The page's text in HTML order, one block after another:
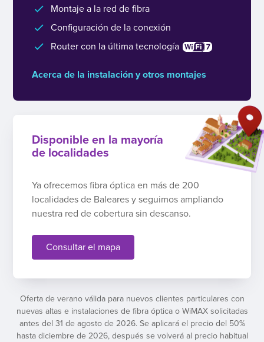
Montaje a la red de fibra
Configuración de la conexión
Router con la última tecnología
Acerca de la instalación y otros montajes
Disponible en la mayoría
de localidades
Ya ofrecemos fibra óptica en más de 200
localidades de Baleares y seguimos ampliando
nuestra red de cobertura sin descanso.
Consultar el mapa
Oferta de verano válida para nuevos clientes particulares con
nuevas altas e instalaciones de fibra óptica o WiMAX solicitadas
antes del 31 de agosto de 2026. Se aplicará el precio del 50%
hasta diciembre de 2026, después se volverá al precio habitual